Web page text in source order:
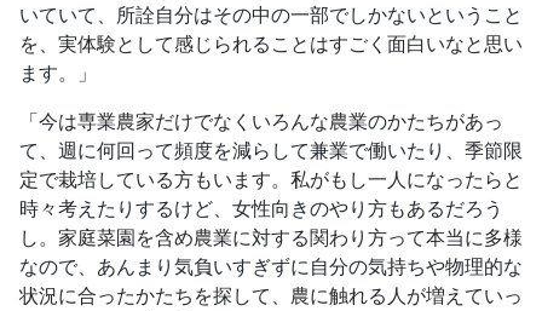
いていて、所詮自分はその中の一部でしかないということ
を、実体験として感じられることはすごく面白いなと思い
ます。」
「今は専業農家だけでなくいろんな農業のかたちがあっ
て、週に何回って頻度を減らして兼業で働いたり、季節限
定で栽培している方もいます。私がもし一人になったらと
時々考えたりするけど、女性向きのやり方もあるだろう
し。家庭菜園を含め農業に対する関わり方って本当に多様
なので、あんまり気負いすぎずに自分の気持ちや物理的な
状況に合ったかたちを探して、農に触れる人が増えていっ